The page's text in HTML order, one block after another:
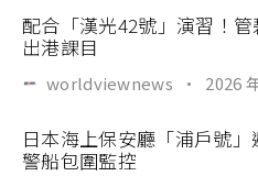
配合「漢光42號」演習！
出港課目
worldviewnews · 2026
日本海上保安廳「浦戶號
警船包圍監控